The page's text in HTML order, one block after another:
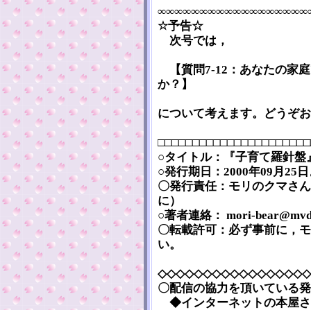
☆予告☆
次号では，
【質問7-12：あなたの家
か？】
について考えます。どうぞ
○タイトル：『子育て羅針
○発行期日：2000年09月25
〇発行責任：モリのクマさ
に）
○著者連絡： mori-
〇転載許可：必ず事前に，
い。
〇配信の協力を頂いている
◆インターネットの本屋さ